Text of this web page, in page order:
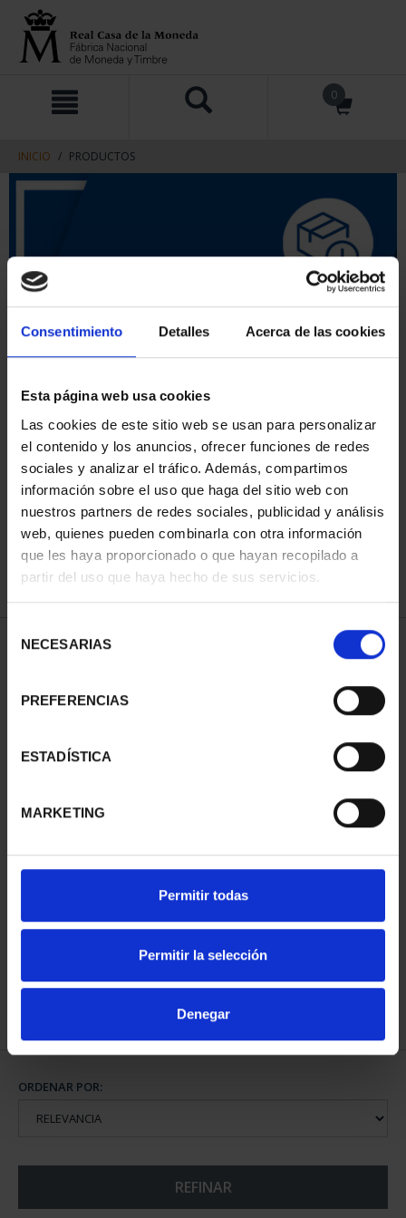
Consentimiento Detalles Acerca de las cookies
Esta página web usa cookies
Las cookies de este sitio web se usan para personalizar
el contenido y los anuncios, ofrecer funciones de redes
sociales y analizar el tráfico. Además, compartimos
información sobre el uso que haga del sitio web con
nuestros partners de redes sociales, publicidad y análisis
web, quienes pueden combinarla con otra información
que les haya proporcionado o que hayan recopilado a
partir del uso que haya hecho de sus servicios.
NECESARIAS
PREFERENCIAS
ESTADÍSTICA
MARKETING
Permitir todas
Permitir la selección
Denegar
contenido
navegacin
0
INICIO PRODUCTOS
ORDENAR POR:
REFINAR
1 Productos encontrados
SUSCRIPCIÓN CIUDADES
PATRIMONIO DE LA
HU...
registrados
ORDENAR POR:
REFINAR